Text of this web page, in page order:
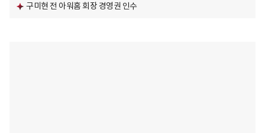
구미현 전 아워홈 회장 경영권 인수